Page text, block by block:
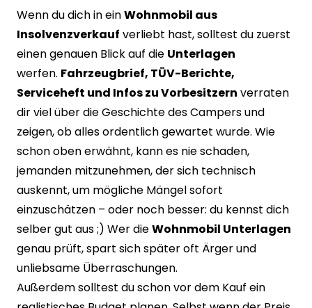
Wenn du dich in einWohnmobil aus
Insolvenzverkauf verliebt hast, solltest du zuerst
einen genauen Blick auf die Unterlagen
werfen. Fahrzeugbrief, TÜV-Berichte,
Serviceheft und Infos zu Vorbesitzern verraten
dir viel über die Geschichte des Campers und
zeigen, ob alles ordentlich gewartet wurde. Wie
schon oben erwähnt, kann es nie schaden,
jemanden mitzunehmen, der sich technisch
auskennt, um mögliche Mängel sofort
einzuschätzen – oder noch besser: du kennst dich
selber gut aus ;) Wer dieWohnmobil Unterlagen
genau prüft, spart sich später oft Ärger und
unliebsame Überraschungen.
Außerdem solltest du schon vor dem Kauf ein